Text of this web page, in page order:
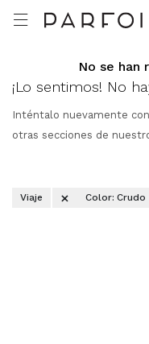

No se han
¡Lo sentimos! No
Inténtalo nuevamente
otras secciones de
Viaje Color: Crudo